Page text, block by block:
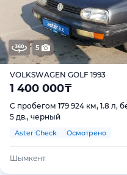
5
VOLKSWAGEN GOLF 1993
1 400 000₸
С пробегом 179 924 км, 1.8 л,
5 дв., черный
Aster Check Осмотрено
Шымкент